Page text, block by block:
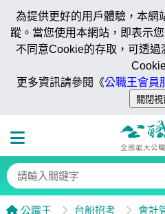
為提供更好的用戶體驗，本網
蹤。當您使用本網站，即表示
不同意Cookie的存取，可透
更多資訊請參閱《公職王會員
公職王 台船招考 會計